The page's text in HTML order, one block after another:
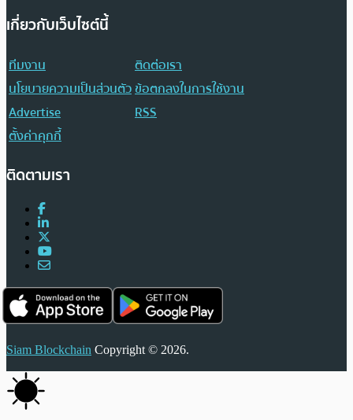
เกี่ยวกับเว็บไซต์นี้
ทีมงาน
ติดต่อเรา
นโยบายความเป็นส่วนตัวข้อตกลงในการใช้งาน
Advertise
RSS
ตั้งค่าคุกกี้
ติดตามเรา
Siam Blockchain Copyright © 2026.